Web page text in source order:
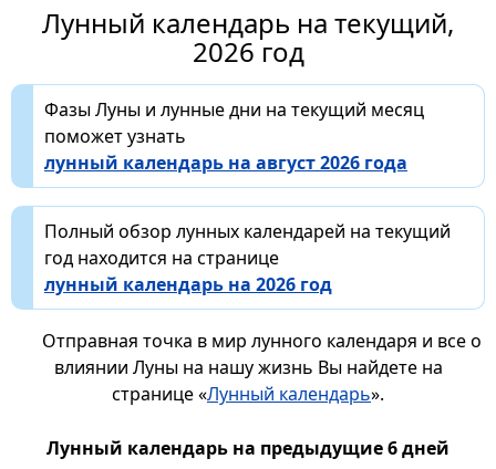
Лунный календарь на текущий,
2026 год
Фазы Луны и лунные дни на текущий месяц
поможет узнать
лунный календарь на август 2026 года
Полный обзор лунных календарей на текущий
год находится на странице
лунный календарь на 2026 год
Отправная точка в мир лунного календаря и все о
влиянии Луны на нашу жизнь Вы найдете на
странице «Лунный календарь».
Лунный календарь на предыдущие 6 дней